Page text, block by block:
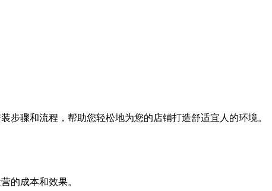
步骤和流程，帮助您轻松地为您的店铺打造舒适宜人的环境。
的成本和效果。